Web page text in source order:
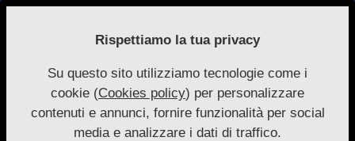
Skip
Nuove
Autonomie
Primary
Navigation
Menu
Rispettiamo la tua privacy
Su questo sito utilizziamo tecnologie come i
cookie (Cookies policy) per personalizzare
contenuti e annunci, fornire funzionalità per social
media e analizzare i dati di traffico.